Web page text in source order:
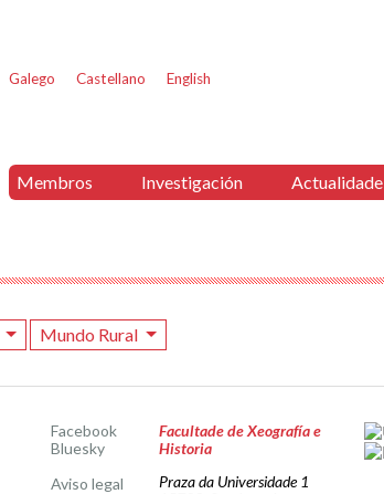
Galego Castellano English
Membros Investigación Actualidade
Mundo Rural
Facebook
Bluesky
Aviso legal
Facultade de Xeografía e
Historia
Praza da Universidade 1